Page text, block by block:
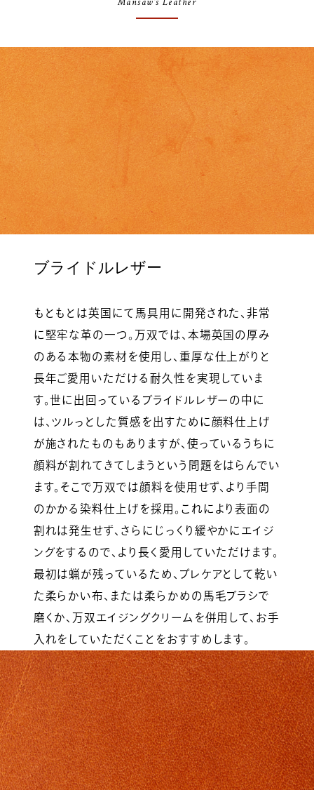
ブライドルレザー
もともとは英国にて馬具用に開発された、非常
に堅牢な革の一つ。万双では、本場英国の厚み
のある本物の素材を使用し、重厚な仕上がりと
長年ご愛用いただける耐久性を実現していま
す。世に出回っているブライドルレザーの中に
は、ツルっとした質感を出すために顔料仕上げ
が施されたものもありますが、使っているうちに
顔料が割れてきてしまうという問題をはらんでい
ます。そこで万双では顔料を使用せず、より手間
のかかる染料仕上げを採用。これにより表面の
割れは発生せず、さらにじっくり緩やかにエイジ
ングをするので、より長く愛用していただけます。
最初は蝋が残っているため、プレケアとして乾い
た柔らかい布、または柔らかめの馬毛ブラシで
磨くか、万双エイジングクリームを併用して、お手
入れをしていただくことをおすすめします。